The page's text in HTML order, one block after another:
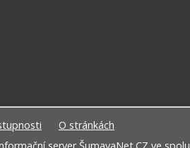
O stránkách
server ŠumavaNet.CZ ve